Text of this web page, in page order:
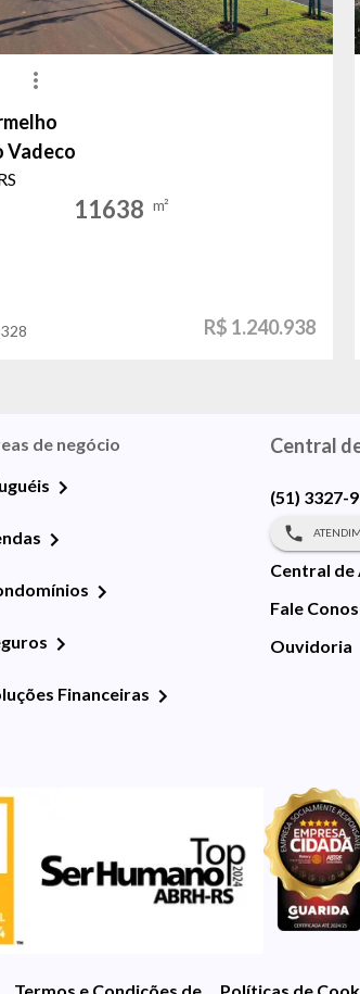
Vadeco
11638 m²
R$ 1.240.938
de negócio
Financeiras
Central
(51) 3327-
Central de
Fale
Ouvidoria
Termos e Condições de UsoPolíticas de